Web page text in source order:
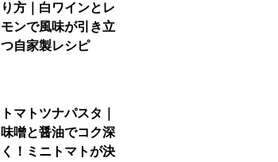
り方｜白ワインとレ
モンで風味が引き立
つ自家製レシピ
トマトツナパスタ｜
味噌と醤油でコク深
く！ミニトマトが決